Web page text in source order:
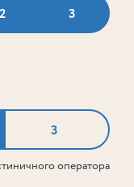
2 3
3
оператора